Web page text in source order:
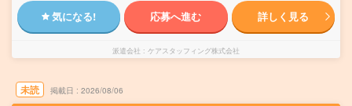
気になる! 応募へ進む 詳しく見る
派遣会社 ケアスタッフィング株式会社
未読 掲載日 2026/08/06